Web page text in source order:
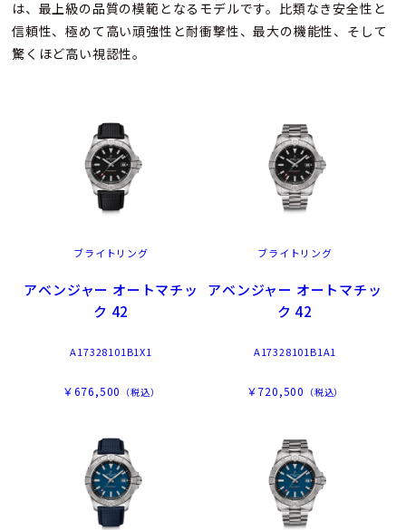
は、最上級の品質の模範となるモデルです。比類なき安全性と
信頼性、極めて高い頑強性と耐衝撃性、最大の機能性、そして
驚くほど高い視認性。
ブライトリング
アベンジャー オートマチッ
ク 42
A17328101B1X1
￥676,500 （税込）
ブライトリング
アベンジャー オートマチッ
ク 42
A17328101B1A1
￥720,500 （税込）